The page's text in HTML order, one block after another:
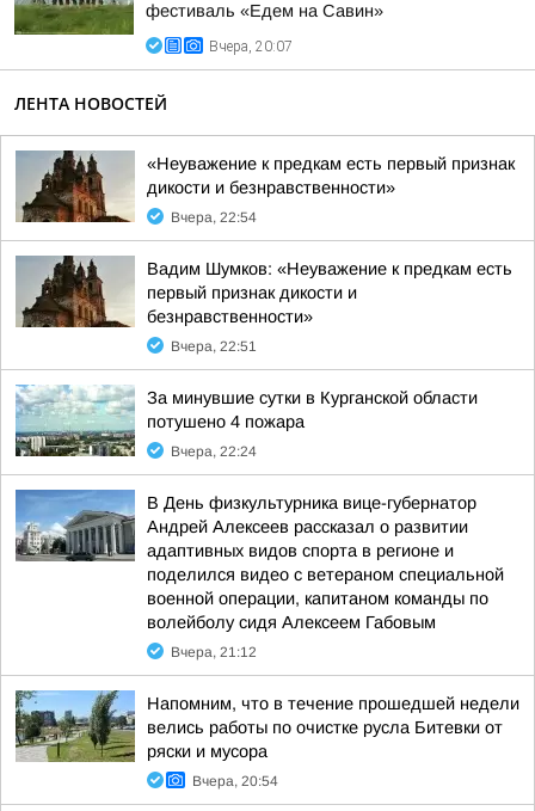
фестиваль «Едем на Савин»
Вчера, 20:07
ЛЕНТА НОВОСТЕЙ
«Неуважение к предкам есть первый признак
дикости и безнравственности»
Вчера, 22:54
Вадим Шумков: «Неуважение к предкам есть
первый признак дикости и
безнравственности»
Вчера, 22:51
За минувшие сутки в Курганской области
потушено 4 пожара
Вчера, 22:24
В День физкультурника вице-губернатор
Андрей Алексеев рассказал о развитии
адаптивных видов спорта в регионе и
поделился видео с ветераном специальной
военной операции, капитаном команды по
волейболу сидя Алексеем Габовым
Вчера, 21:12
Напомним, что в течение прошедшей недели
велись работы по очистке русла Битевки от
ряски и мусора
Вчера, 20:54